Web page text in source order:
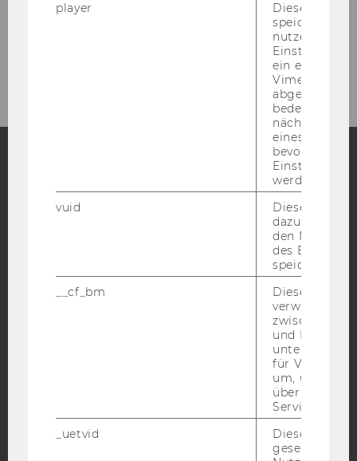
Winter Term 2022/23
Blog
Bluesky
BARRIEREFREIHEITSERKLÄRUNG WEBSEITE
DATENSCHUTZERKLÄRUNG SOCIAL MEDIA
DATENSCHUTZERKLÄRUNG
STUDIENBEWERBER*INNEN UND STUDIERENDE
player
Dieses Cookie
speichert
ein
Vimeo-Video
abgespielt
bedeutet,
nächsten
eines Vimeo-
bevorzugten
werden.
vuid
Dieser
dazu
den
des
speichern.
__cf_bm
Dieses
verwendet,
zwischen
und Bots zu
für Vimeo
um, um
über die
Service zu
_uetvid
Dieses
gesetzt, um